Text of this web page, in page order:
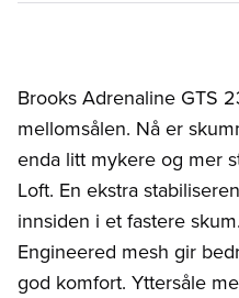
Brooks Adrenaline GTS
mellomsålen. Nå er
enda litt mykere og mer
Loft. En ekstra
innsiden i et fastere
Engineered mesh gir
god komfort. Yttersåle